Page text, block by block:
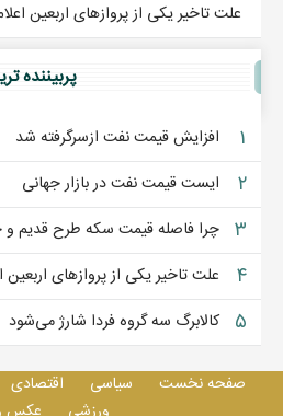
علت تاخیر یکی از پروازهای اربعین
پربيننده
۱ افزایش قیمت نفت ازسرگرفته شد
۲ ایست قیمت نفت در بازار جهانی
۳ چرا فاصله قیمت سکه طرح قدیم
۴ علت تاخیر یکی از پروازهای اربعین
۵ کالابرگ سه گروه فردا شارژ می‌شود
صفحه نخست سیاسی اقتصادی